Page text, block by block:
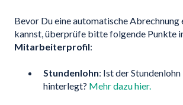
Bevor Du eine automatische Abrechnung
kannst, überprüfe bitte folgende Punkte
Mitarbeiterprofil:
Stundenlohn: Ist der
hinterlegt? Mehr dazu hier.